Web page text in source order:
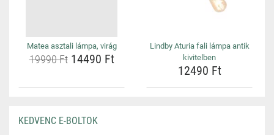
Matea asztali lámpa, virág
19990 Ft14490 Ft
Lindby Aturia fali lámpa antik
kivitelben
12490 Ft
KEDVENC E-BOLTOK